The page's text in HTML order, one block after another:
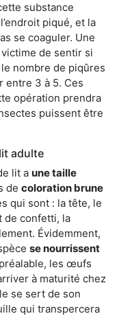
substance
piqué, et la
se coaguler. Une
de sentir si
nombre de piqûres
entre 3 à 5. Ces
opération prendra
puissent être
adulte
lit a une taille
de coloration brune
qui sont : la tête, le
de confetti, la
Évidemment,
se nourrissent
les œufs
à maturité chez
se sert de son
qui transpercera